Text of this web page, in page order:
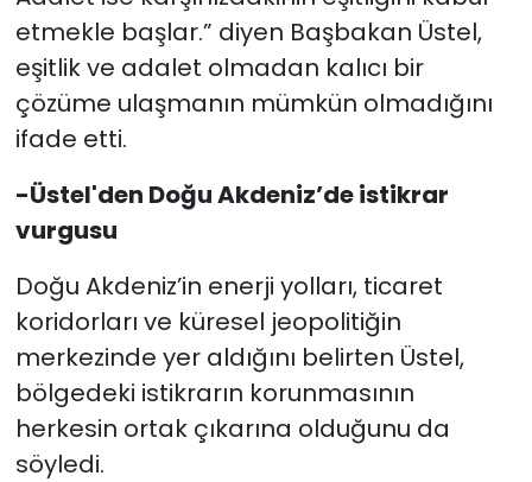
etmekle başlar.” diyen Başbakan Üstel,
eşitlik ve adalet olmadan kalıcı bir
çözüme ulaşmanın mümkün olmadığını
ifade etti.
-Üstel'den Doğu Akdeniz’de istikrar
vurgusu
Doğu Akdeniz’in enerji yolları, ticaret
koridorları ve küresel jeopolitiğin
merkezinde yer aldığını belirten Üstel,
bölgedeki istikrarın korunmasının
herkesin ortak çıkarına olduğunu da
söyledi.